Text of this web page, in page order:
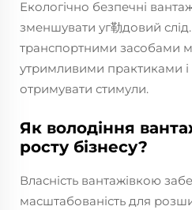
Екологічно безпечні
зменшувати уг勒довий
транспортними засобами
утримливими практиками і
отримувати стимули.
Як володіння
росту бізнесу?
Власність вантажівкою
масштабованість для